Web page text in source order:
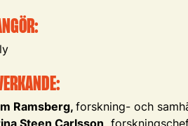
Ramsberg, forskning- och
Steen Carlsson,